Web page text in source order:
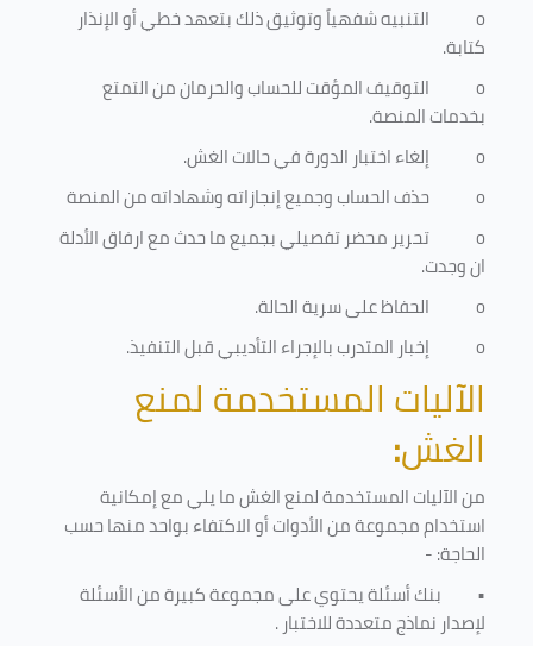
o
التنبيه شفهياً وتوثيق ذلك بتعهد خطي أو الإنذار
كتابة.
o
التوقيف المؤقت للحساب والحرمان من التمتع
بخدمات المنصة.
o
إلغاء اختبار الدورة في حالات الغش.
o
حذف الحساب وجميع إنجازاته وشهاداته من المنصة
o
تحرير محضر تفصيلي بجميع ما حدث مع ارفاق الأدلة
ان وجدت.
o
الحفاظ على سرية الحالة.
o
إخبار المتدرب بالإجراء التأديبي قبل التنفيذ.
الآليات المستخدمة لمنع
الغش:
من الآليات المستخدمة لمنع الغش ما يلي مع إمكانية
استخدام مجموعة من الأدوات أو الاكتفاء بواحد منها حسب
الحاجة: -
• بنك أسئلة يحتوي على مجموعة كبيرة من الأسئلة
لإصدار نماذج متعددة للاختبار.